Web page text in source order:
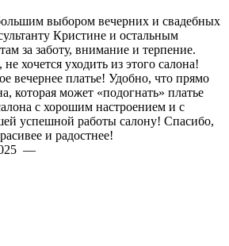
выбором вечерних и свадебных
Кристине и остальным
за заботу, внимание и терпение.
хочется уходить из этого салона!
вечернее платье! Удобно, что прямо
которая может «подогнать» платье
с хорошим настроением и с
успешной работы салону! Спасибо,
и радостнее!
—